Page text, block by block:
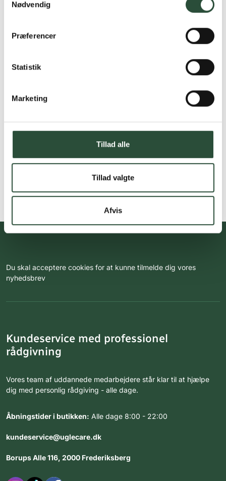
Nødvendig
Præferencer
Statistik
Marketing
Tillad alle
Tillad valgte
Afvis
Du skal acceptere cookies for at kunne tilmelde dig vores
nyhedsbrev
Kundeservice med professionel
rådgivning
Vores team af uddannede medarbejdere står klar til at hjælpe
dig med personlig rådgiving - alle dage.
Åbningstider i butikken: Alle dage 8:00 - 22:00
kundeservice@uglecare.dk
Borups Alle 116, 2000 Frederiksberg